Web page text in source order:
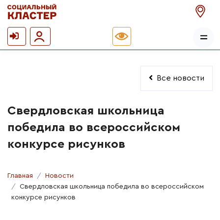
Все новости
Свердловская школьница
победила во всероссийском
конкурсе рисунков
Главная
Новости
Свердловская школьница победила во всероссийском
конкурсе рисунков